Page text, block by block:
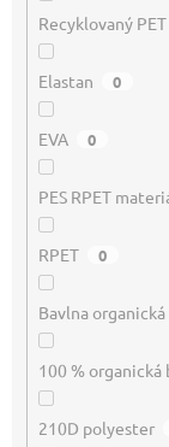
Recyklovaný
Elastan 0
EVA 0
PES RPET
RPET 0
Bavlna organická
100 % organická
210D polyester